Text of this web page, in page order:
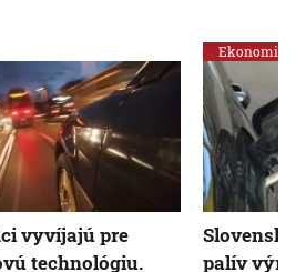
vyvíjajú pre
technológiu.
Ekonomika
palív